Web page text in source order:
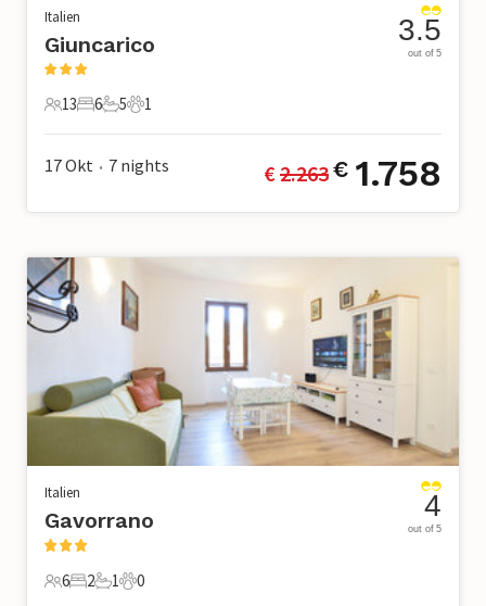
Italien
Giuncarico
13 Gäste
13
6 Schlafzimmer
6
5 Badezimmer
5
1 Haustier
1
3.5
out of 5
17 Okt • 7 nights € 2.263€ 1.758
Italien
Gavorrano
6 Gäste
6
2 Schlafzimmer
2
1 Badezimmer
1
0 Haustiere
0
4
out of 5